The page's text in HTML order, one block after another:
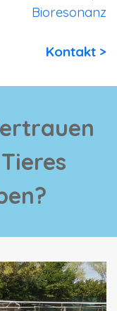
Bioresonanz
Kontakt>